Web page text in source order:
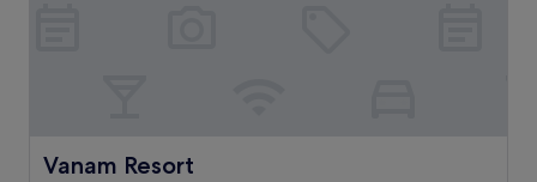
Vanam Resort
Vanam Resort